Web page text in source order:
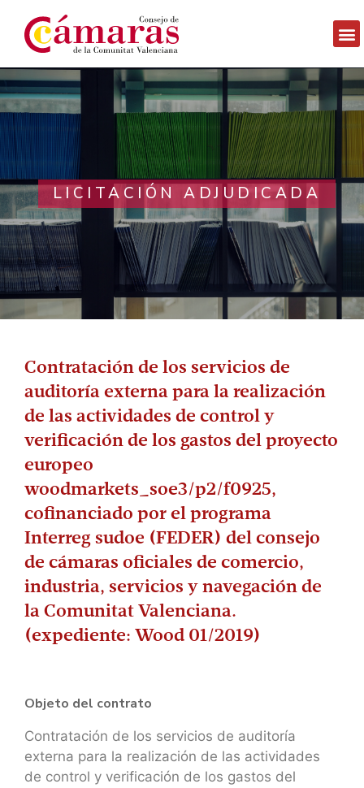
LICITACIÓN ADJUDICADA
Contratación de los servicios de
auditoría externa para la realización
de las actividades de control y
verificación de los gastos del proyecto
europeo
woodmarkets_soe3/p2/f0925,
cofinanciado por el programa
Interreg sudoe (FEDER) del consejo
de cámaras oficiales de comercio,
industria, servicios y navegación de
la Comunitat Valenciana.
(expediente: Wood 01/2019)
Objeto del contrato
Contratación de los servicios de auditoría
externa para la realización de las actividades
de control y verificación de los gastos del